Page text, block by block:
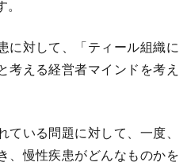
に対して、「ティール組織に
考える経営者マインドを考え
いる問題に対して、一度、
、慢性疾患がどんなものかを